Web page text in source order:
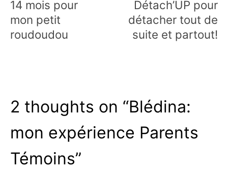
l’article
14 mois pour
mon petit
roudoudou
Détach’UP pour
détacher tout de
suite et partout!
2 thoughts on “Blédina:
mon expérience Parents
Témoins”